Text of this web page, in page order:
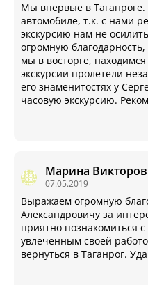
Мы впервые в
автомобиле, т.к. с нами
экскурсию нам не
огромную
мы в восторге,
экскурсии пролетели
его знаменитостях у
часовую экскурсию.
Марина
07.05.2019
Выражаем огромную
Александровичу за
приятно познакомиться
увлеченным своей
вернуться в Таганрог.